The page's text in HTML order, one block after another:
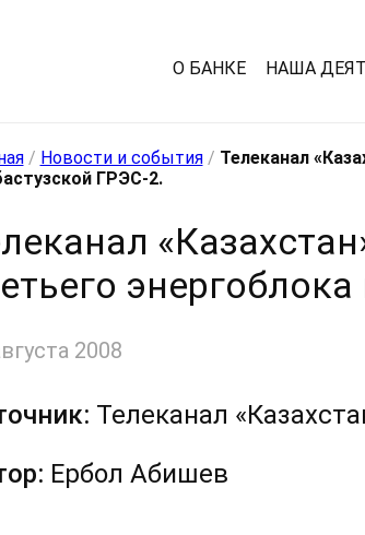
О БАНКЕ
НАША
/ Новости и события/ Телеканал
ГРЭС-2.
2008
Телеканал
Ербол Абишев